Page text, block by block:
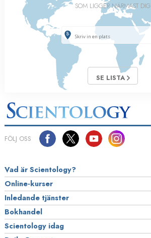
SOM LIGGER NÄRMAST DIG
SE LISTA
FÖLJ OSS
Vad är Scientology?
Online-kurser
Inledande tjänster
Bokhandel
Scientology idag